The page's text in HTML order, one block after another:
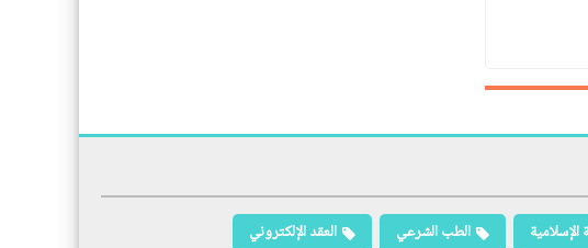
الإسلامية الطب الشرعي
العقد الإلكتروني